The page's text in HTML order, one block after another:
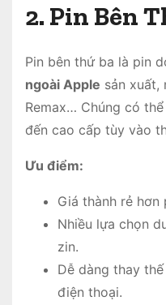
2. Pin Bên
Pin bên thứ ba là pin
ngoài Apple sản xuất,
Remax… Chúng có
đến cao cấp tùy vào
Ưu điểm:
Giá thành rẻ hơn
Nhiều lựa chọn
zin.
Dễ dàng thay
điện thoại.